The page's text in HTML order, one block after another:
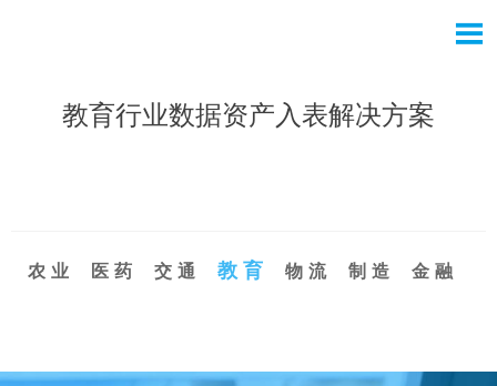

教育行业数据资产入表解决方案
农业 医药 交通 教育 物流 制造 金融